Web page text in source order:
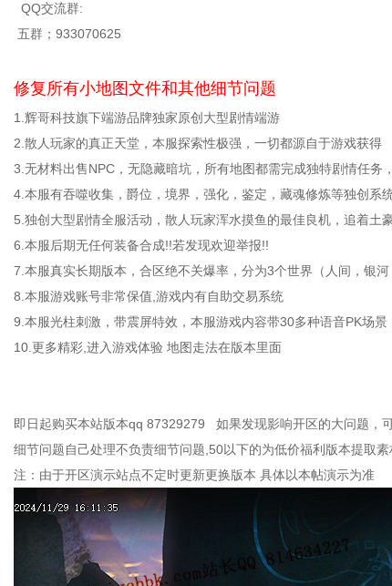
QQ交流群:
五群；933070625
修复所有小地图文件和其他细节问题
1.辉哥科技旗下端游品牌独家原创大型剧情端游
2.散人玩家的真正天堂，本服探索性极强，一切都源自于游戏获得
3.无材料出售NPC，无隐藏暗坑，所有地图都需完成独特剧情任务
4.本服有吞噬收集，爵位，境界，强化，鉴定，藏魂修炼等独创系
5.独创大型剧情全服活动，散人玩家浑水摸鱼的最佳良机，追着土
6.本服后期无任何装备合成!!若发现欢迎举报!!
7.本服真实长期版本，合区绝不关爆率，分为3个世界（人间，银
8.本服游戏账号非常保值,游戏内有自助交易系统
9.本服光柱刺激，带震屏特效，本服游戏内容带30多种语音PK场景
10.更多精彩,进入游戏体验 地图走法在版本里面
即日起购买本站版本qq 87329279 如果发现影响开区的大问题，
细节问题自己处理不负责细节问题,50以下的为低价福利版本提取
注：由于开区演示站点不定时更新更换版本 具体以本帖演示为准